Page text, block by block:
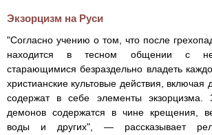
Экзорцизм на Руси
"Согласно учению о том, что после
находится в тесном общении с
старающимися безраздельно владеть
христианские культовые действия,
содержат в себе элементы экзорцизма.
демонов содержатся в чине крещения,
воды и других", — рассказывает